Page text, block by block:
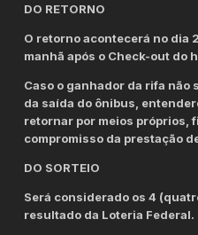
DO RETORNO
O retorno acontecerá no dia
manhã após o Check-out do
Caso o ganhador da rifa não
da saída do ônibus,
retornar por meios próprios,
compromisso da prestação
DO SORTEIO
Será considerado os 4
resultado da Loteria Federal.